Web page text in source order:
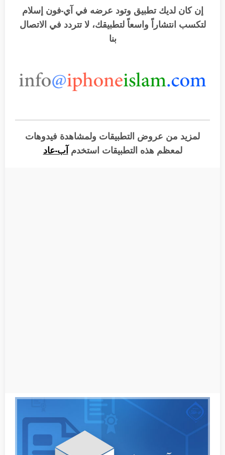
إن كان لديك تطبيق وتود عرضه في آي-فون إسلام
لتكسب انتشاراً واسعاً لتطبيقك، لا تتردد في الاتصال
بنا
لمزيد من عروض التطبيقات ولمشاهدة فيدوهات
لمعظم هذه التطبيقات استخدمآب-عاد